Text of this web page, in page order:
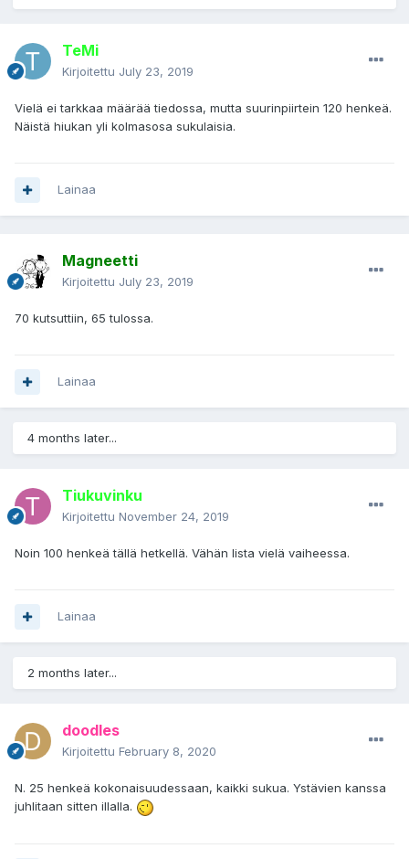
TeMi
Kirjoitettu July 23, 2019
Vielä ei tarkkaa määrää tiedossa, mutta suurinpiirtein 120 henkeä.
Näistä hiukan yli kolmasosa sukulaisia.
Lainaa
Magneetti
Kirjoitettu July 23, 2019
70 kutsuttiin, 65 tulossa.
Lainaa
4 months later...
Tiukuvinku
Kirjoitettu November 24, 2019
Noin 100 henkeä tällä hetkellä. Vähän lista vielä vaiheessa.
Lainaa
2 months later...
doodles
Kirjoitettu February 8, 2020
N. 25 henkeä kokonaisuudessaan, kaikki sukua. Ystävien kanssa
juhlitaan sitten illalla.